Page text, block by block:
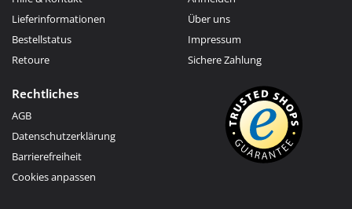
Lieferinformationen
Bestellstatus
Retoure
Über uns
Impressum
Sichere Zahlung
Rechtliches
AGB
Datenschutzerklärung
Barrierefreiheit
Cookies anpassen